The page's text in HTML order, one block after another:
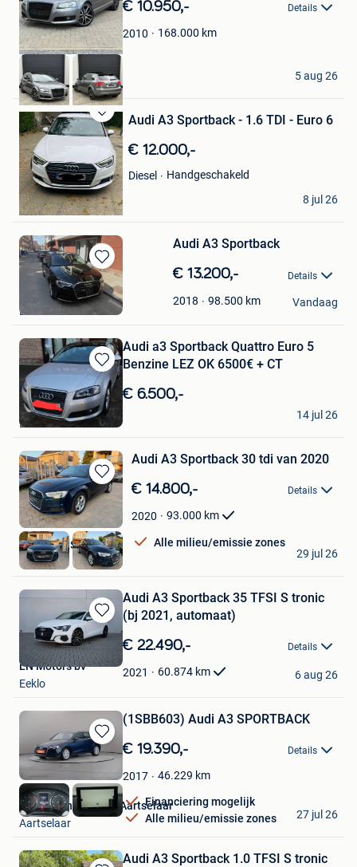
Favorieten€ 10.950,- Details
2010 168.000 km
RM AUTO
Haacht
5 aug 26
Bewaren
in
Favorieten
Audi A3 Sportback - 1.6 TDI - Euro 6
€ 12.000,-
Diesel
Handgeschakeld
Mohamed Elm
Borgerhout
8 jul 26
Bewaren
in
Mijn
Favorieten
Audi A3 Sportback
€ 13.200,- Details
2018 98.500 km
Nanou93
Brussel
Vandaag
Bewaren
in
Mijn
Favorieten
Audi a3 Sportback Quattro Euro 5
Benzine LEZ OK 6500€ + CT
€ 6.500,-
Le S
Brussel
14 jul 26
Bewaren
in
Mijn
Favorieten
Audi A3 Sportback 30 tdi van 2020
€ 14.800,- Details
2020 93.000 km
Alle milieu/emissie zones
RADOCARS BVBA
Mere
29 jul 26
Bewaren
in
Mijn
Favorieten
Audi A3 Sportback 35 TFSI S tronic
(bj 2021, automaat)
€ 22.490,- Details
2021 60.874 km
LN Motors bv
Eeklo
6 aug 26
Bewaren
in
Favorieten
(1SBB603) Audi A3 SPORTBACK
€ 19.390,- Details
2017 46.229 km
Financiering mogelijk
Alle milieu/emissie zones
Leaseplan Belgium Aartselaar
Aartselaar
27 jul 26
Audi A3 Sportback 1.0 TFSI S tronic